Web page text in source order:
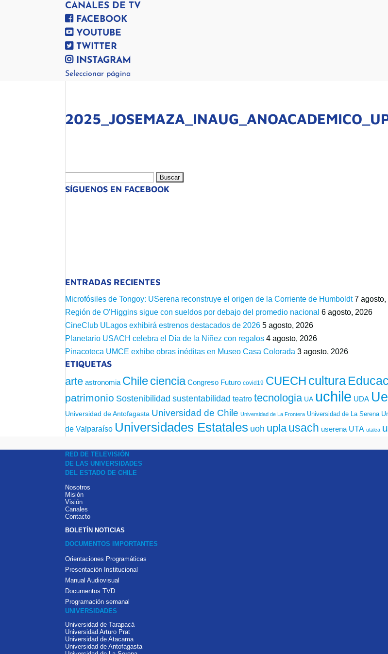
CANALES DE TV
FACEBOOK
YOUTUBE
TWITTER
INSTAGRAM
Seleccionar página
SÍGUENOS EN FACEBOOK
ENTRADAS RECIENTES
Microfósiles de Tongoy: USerena reconstruye el origen de la Corriente de Humboldt 7 agosto,
Región de O’Higgins sigue con sueldos por debajo del promedio nacional 6 agosto, 2026
CineClub ULagos exhibirá estrenos destacados de 2026 5 agosto, 2026
Planetario USACH celebra el Día de la Niñez con regalos 4 agosto, 2026
Pinacoteca UMCE exhibe obras inéditas en Museo Casa Colorada 3 agosto, 2026
ETIQUETAS
arte astronomia Chileciencia Congreso Futuro covid19 CUECH cultura
patrimonio Sostenibilidad sustentabilidad teatro tecnologia UA uchile UDA
Universidad de Antofagasta Universidad de Chile Universidad de La Frontera Universidad de La Serena
de Valparaíso Universidades Estatales uoh uplausach userena UTA utalca
RED DE TELEVISIÓN
DE LAS UNIVERSIDADES
DEL ESTADO DE CHILE
Nosotros
Misión
Visión
Canales
Contacto
BOLETÍN NOTICIAS
DOCUMENTOS IMPORTANTES
Orientaciones Programáticas
Presentación Institucional
Manual Audiovisual
Documentos TVD
Programación semanal
UNIVERSIDADES
Universidad de Tarapacá
Universidad Arturo Prat
Universidad de Atacama
Universidad de Antofagasta